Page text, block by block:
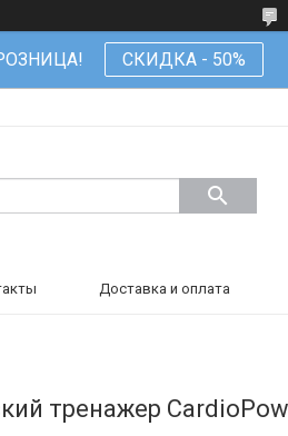
СКИДКА - 50%
Доставка и оплата
тренажер